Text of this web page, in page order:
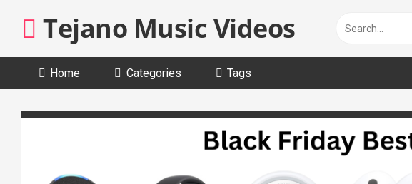
content
Tejano Music Videos
Home Categories Tags